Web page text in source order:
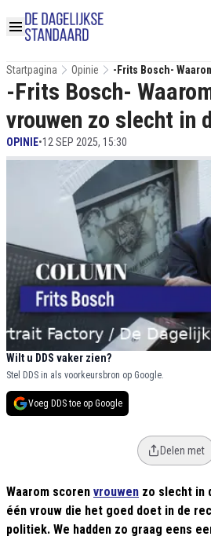
Startpagina Opinie
-Frits Bosch-
In De Politiek?
-Frits Bosch-
vrouwen zo slecht in
OPINIE•12 SEP 2025, 15:30
Wilt u DDS vaker zien?
Stel DDS in als voorkeursbron op Google.
Voeg DDS toe op Google
Delen met
Waarom scoren vrouwen zo slecht in
één vrouw die het goed doet in de
politiek. We hadden zo graag eens